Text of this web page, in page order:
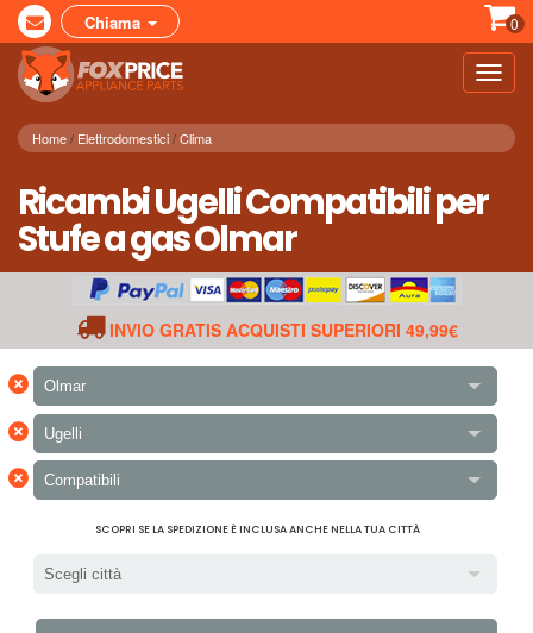
Chiama 0
Home Elettrodomestici Clima
Ricambi Ugelli Compatibili per
Stufe a gas Olmar
INVIO GRATIS ACQUISTI SUPERIORI 49,99€
× Olmar
× Ugelli
× Compatibili
SCOPRI SE LA SPEDIZIONE È INCLUSA ANCHE NELLA TUA CITTÀ
Scegli città